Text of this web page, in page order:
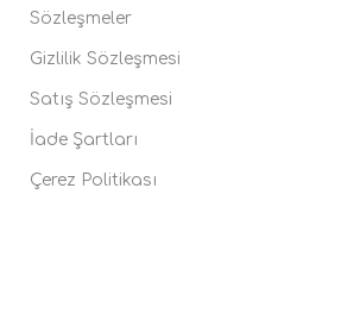
Sözleşmeler
Gizlilik Sözleşmesi
Satış Sözleşmesi
İade Şartları
Çerez Politikası